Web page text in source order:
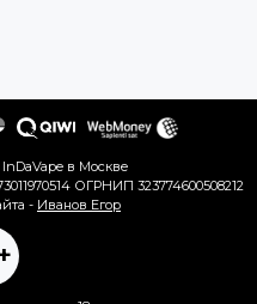
в Москве
ОГРНИП 323774600508212
- Иванов Егор